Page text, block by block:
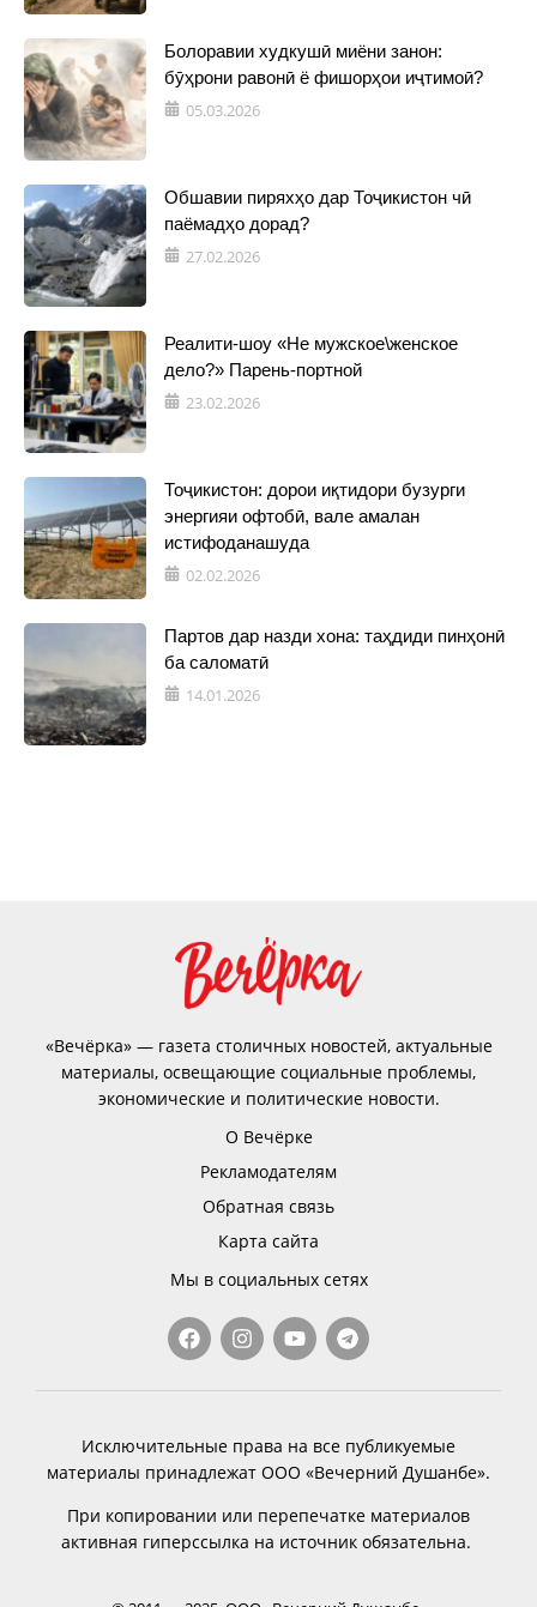
Болоравии худкушӣ миёни занон:
бӯҳрони равонӣ ё фишорҳои иҷтимоӣ?
05.03.2026
Обшавии пиряхҳо дар Тоҷикистон чӣ
паёмадҳо дорад?
27.02.2026
Реалити-шоу «Не мужское\женское
дело?» Парень-портной
23.02.2026
Тоҷикистон: дорои иқтидори бузурги
энергияи офтобӣ, вале амалан
истифоданашуда
02.02.2026
Партов дар назди хона: таҳдиди пинҳонӣ
ба саломатӣ
14.01.2026
«Вечёрка» — газета столичных новостей, актуальные
материалы, освещающие социальные проблемы,
экономические и политические новости.
О Вечёрке
Рекламодателям
Обратная связь
Карта сайта
Мы в социальных сетях
Исключительные права на все публикуемые
материалы принадлежат ООО «Вечерний Душанбе».
При копировании или перепечатке материалов
активная гиперссылка на источник обязательна.